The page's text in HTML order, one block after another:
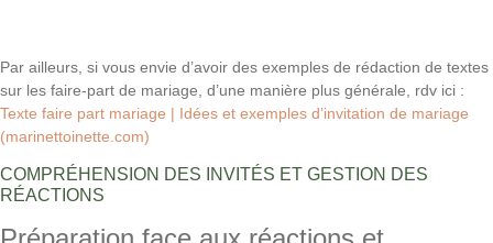
Par ailleurs, si vous envie d’avoir des exemples de rédaction de textes
sur les faire-part de mariage, d’une manière plus générale, rdv ici :
Texte faire part mariage | Idées et exemples d’invitation de mariage
(marinettoinette.com)
COMPRÉHENSION DES INVITÉS ET GESTION DES
RÉACTIONS